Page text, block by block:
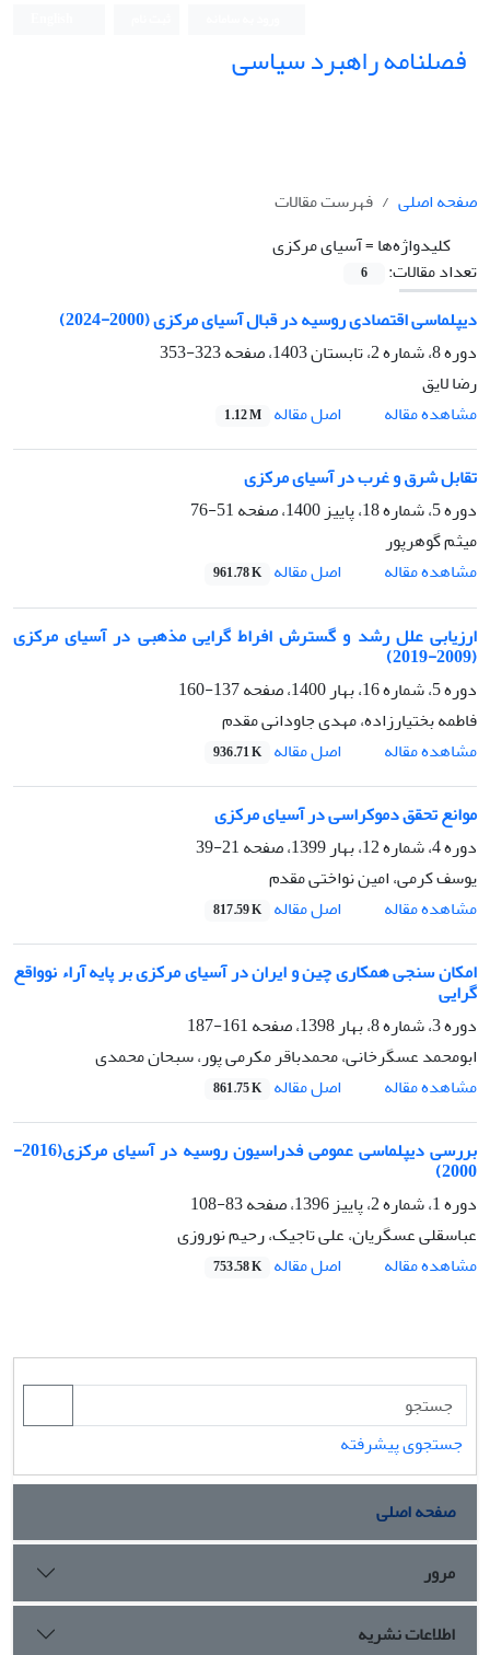
فصلنامه راهبرد سیاسی
صفحه اصلی
فهرست مقالات
کلیدواژه‌ها =آسیای مرکزی
تعداد مقالات:
6
دیپلماسی اقتصادی روسیه در قبال آسیای مرکزی (2000-2024)
دوره 8، شماره 2، تابستان 1403، صفحه
323-353
رضا لایق
مشاهده مقاله
اصل مقاله 1.12 M
تقابل شرق و غرب در آسیای مرکزی
دوره 5، شماره 18، پاییز 1400، صفحه
51-76
میثم گوهرپور
مشاهده مقاله
اصل مقاله 961.78 K
ارزیابی علل رشد و گسترش افراط گرایی مذهبی در آسیای مرکزی
(2009-2019)
دوره 5، شماره 16، بهار 1400، صفحه
137-160
فاطمه بختیارزاده، مهدی جاودانی مقدم
مشاهده مقاله
اصل مقاله 936.71 K
موانع تحقق دموکراسی در آسیای مرکزی
دوره 4، شماره 12، بهار 1399، صفحه
21-39
یوسف کرمی، امین نواختی مقدم
مشاهده مقاله
اصل مقاله 817.59 K
امکان سنجی همکاری چین و ایران در آسیای مرکزی بر پایه آراء نوواقع
گرایی
دوره 3، شماره 8، بهار 1398، صفحه
161-187
ابومحمد عسگرخانی، محمدباقر مکرمی پور، سبحان محمدی
مشاهده مقاله
اصل مقاله 861.75 K
بررسی دیپلماسی ‌عمومی فدراسیون روسیه در آسیای مرکزی(2016-
2000)
دوره 1، شماره 2، پاییز 1396، صفحه
83-108
عباسقلی عسگریان، علی تاجیک، رحیم نوروزی
مشاهده مقاله
اصل مقاله 753.58 K
جستجوی پیشرفته
صفحه اصلی
مرور
اطلاعات نشریه